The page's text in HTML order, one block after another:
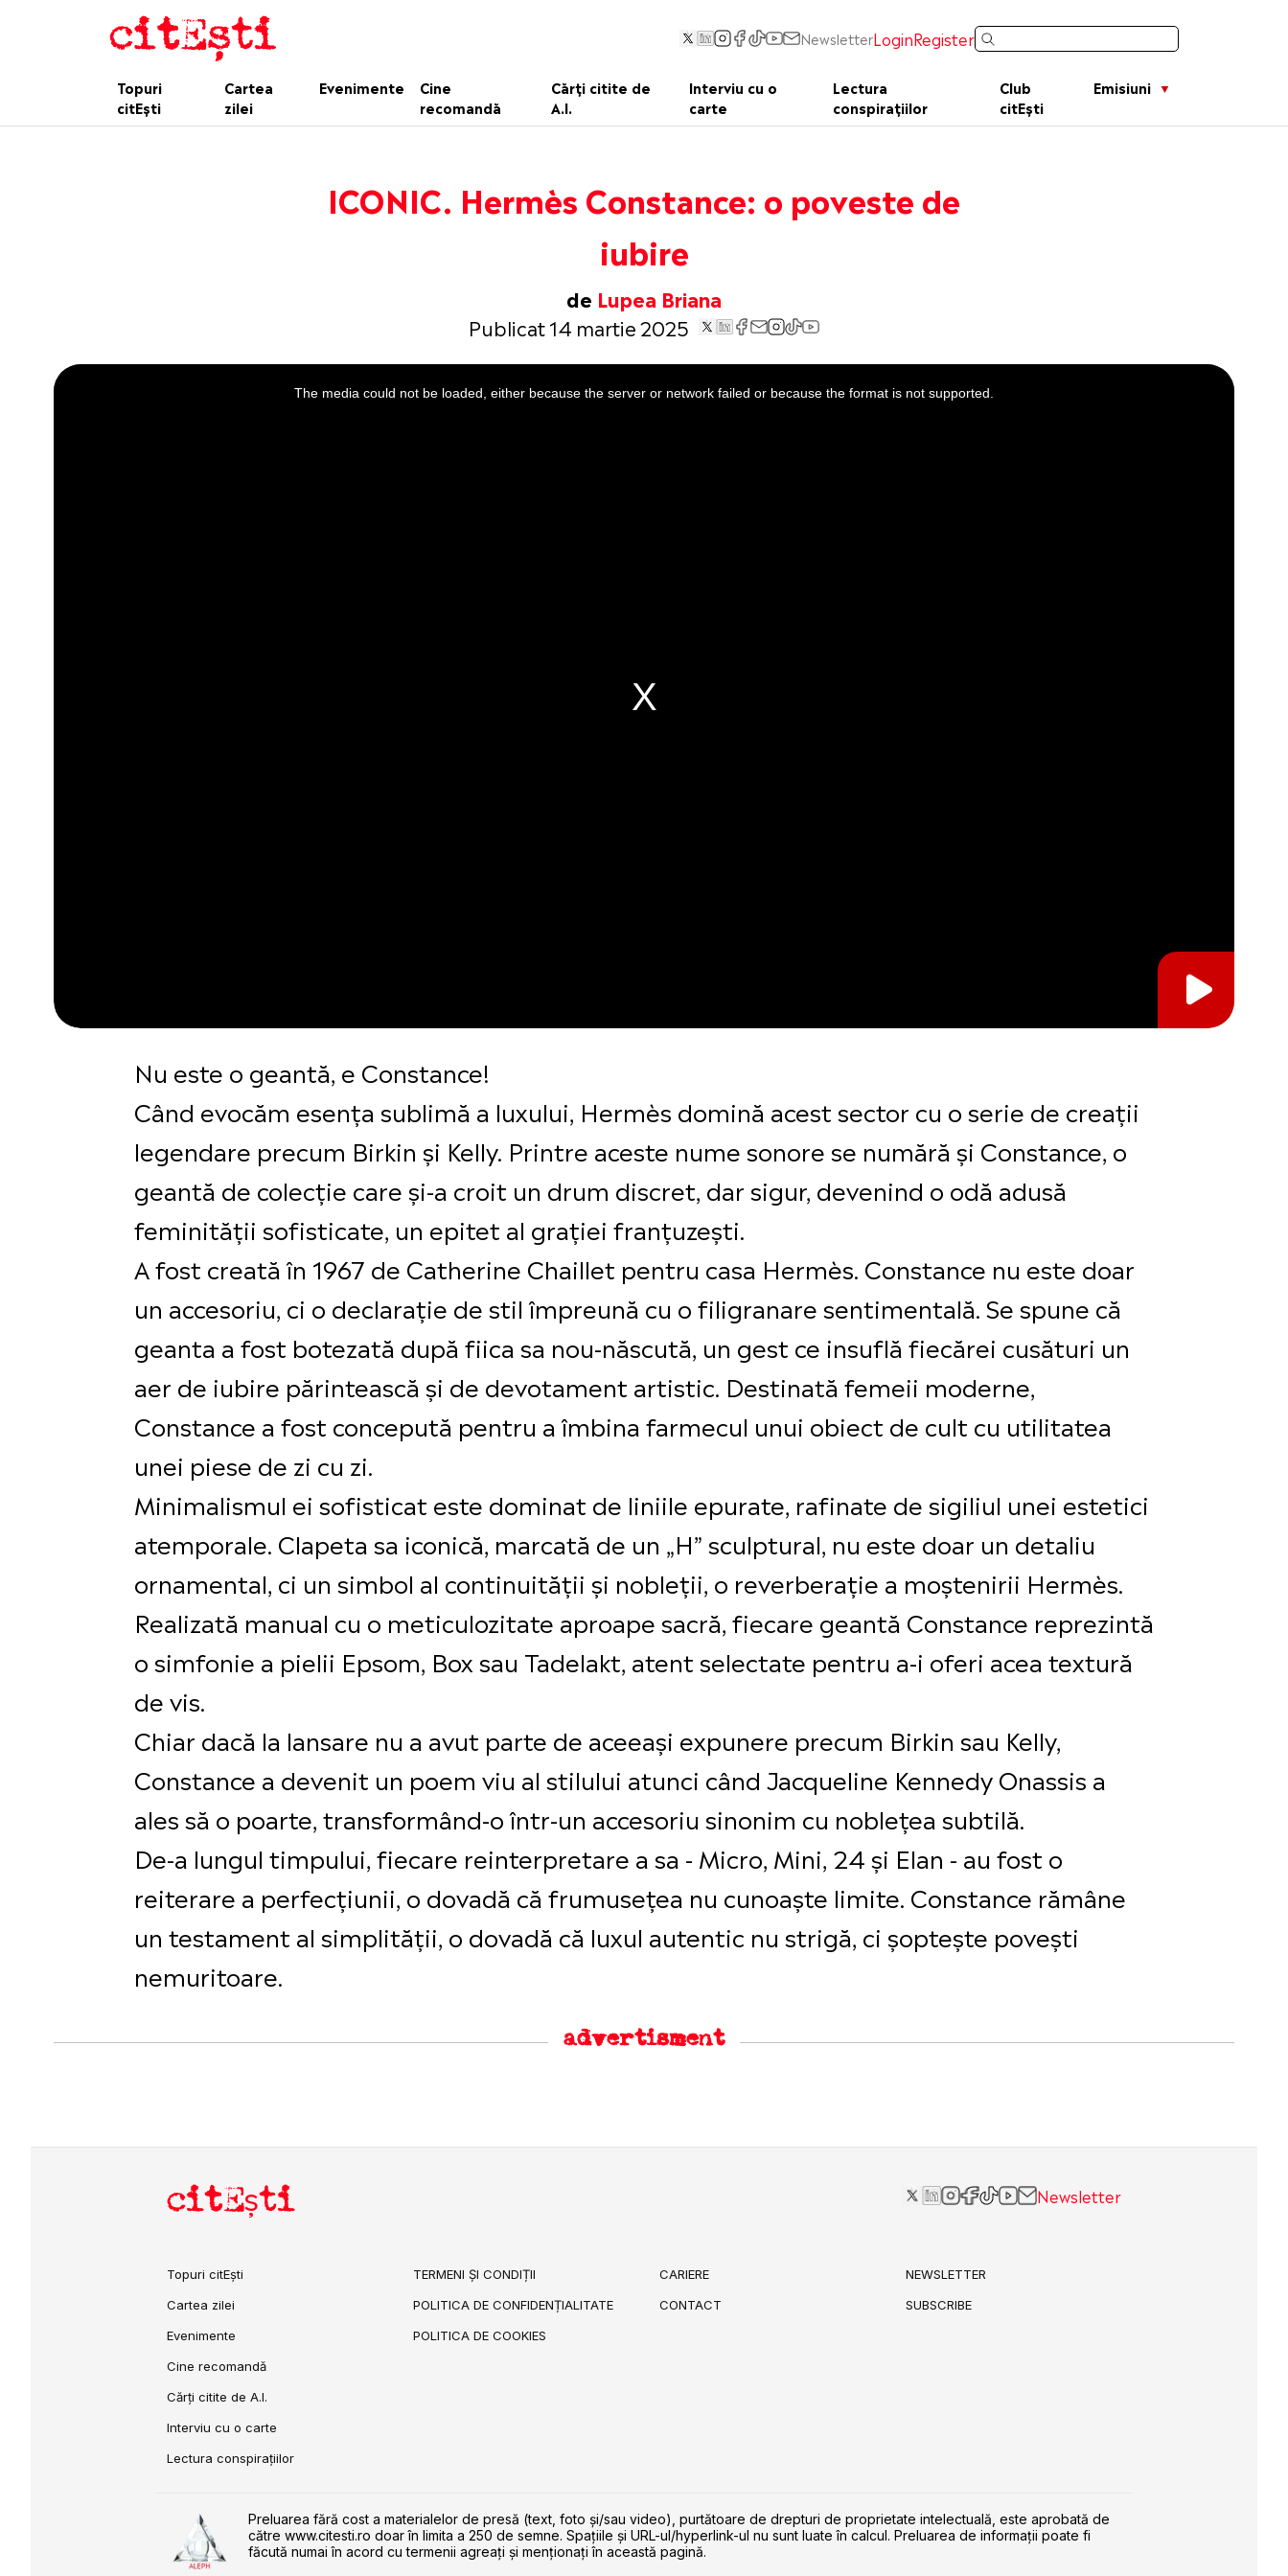
NewsletterLoginRegister
Topuri
citEști
Cartea
zilei
Evenimente
Cine
recomandă
Cărți citite de
A.I.
Interviu cu o
carte
Lectura
conspirațiilor
Club
citEști
Emisiuni
ICONIC. Hermès Constance: o poveste de
iubire
de Lupea Briana
Publicat 14 martie 2025
This
is
a
The media could not be loaded, either because the server or network failed or because the format is not supported.
Nu este o geantă, e Constance!
Când evocăm esenţa sublimă a luxului, Hermès domină acest sector cu o serie de creaţii
legendare precum Birkin şi Kelly. Printre aceste nume sonore se numără și Constance, o
geantă de colecţie care şi-a croit un drum discret, dar sigur, devenind o odă adusă
feminităţii sofisticate, un epitet al graţiei franţuzeşti.
A fost creată în 1967 de Catherine Chaillet pentru casa Hermès. Constance nu este doar
un accesoriu, ci o declaraţie de stil împreună cu o filigranare sentimentală. Se spune că
geanta a fost botezată după fiica sa nou-născută, un gest ce insuflă fiecărei cusături un
aer de iubire părintească şi de devotament artistic. Destinată femeii moderne,
Constance a fost concepută pentru a îmbina farmecul unui obiect de cult cu utilitatea
unei piese de zi cu zi.
Minimalismul ei sofisticat este dominat de liniile epurate, rafinate de sigiliul unei estetici
atemporale. Clapeta sa iconică, marcată de un „H” sculptural, nu este doar un detaliu
ornamental, ci un simbol al continuităţii şi nobleţii, o reverberaţie a moştenirii Hermès.
Realizată manual cu o meticulozitate aproape sacră, fiecare geantă Constance reprezintă
o simfonie a pielii Epsom, Box sau Tadelakt, atent selectate pentru a-i oferi acea textură
de vis.
Chiar dacă la lansare nu a avut parte de aceeaşi expunere precum Birkin sau Kelly,
Constance a devenit un poem viu al stilului atunci când Jacqueline Kennedy Onassis a
ales să o poarte, transformând-o într-un accesoriu sinonim cu nobleţea subtilă.
De-a lungul timpului, fiecare reinterpretare a sa - Micro, Mini, 24 şi Elan - au fost o
reiterare a perfecţiunii, o dovadă că frumuseţea nu cunoaşte limite. Constance rămâne
un testament al simplităţii, o dovadă că luxul autentic nu strigă, ci şopteşte poveşti
nemuritoare.
advertisment
citEști Newsletter
Topuri citEști
Cartea zilei
Evenimente
Cine recomandă
Cărți citite de A.I.
Interviu cu o carte
Lectura conspirațiilor
TERMENI ȘI CONDIȚII
POLITICA DE CONFIDENȚIALITATE
POLITICA DE COOKIES
CARIERE
CONTACT
NEWSLETTER
SUBSCRIBE
Preluarea fără cost a materialelor de presă (text, foto și/sau video), purtătoare de drepturi de proprietate intelectuală, este aprobată de
către www.citesti.ro doar în limita a 250 de semne. Spaţiile şi URL-ul/hyperlink-ul nu sunt luate în calcul. Preluarea de informaţii poate fi
făcută numai în acord cu termenii agreaţi şi menţionaţi în această pagină.